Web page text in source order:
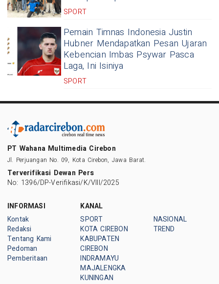
SPORT
Pemain Timnas Indonesia Justin
Hubner Mendapatkan Pesan Ujaran
Kebencian Imbas Psywar Pasca
Laga, Ini Isiniya
SPORT
PT Wahana Multimedia Cirebon
Jl. Perjuangan No. 09, Kota Cirebon, Jawa Barat.
Terverifikasi Dewan Pers
No: 1396/DP-Verifikasi/K/VIII/2025
INFORMASI
Kontak
Redaksi
Tentang Kami
Pedoman
Pemberitaan
KANAL
SPORT
KOTA CIREBON
KABUPATEN
CIREBON
INDRAMAYU
MAJALENGKA
KUNINGAN
NASIONAL
TREND